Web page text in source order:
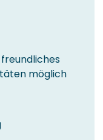
möglich